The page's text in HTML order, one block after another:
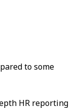
to some
HR reporting